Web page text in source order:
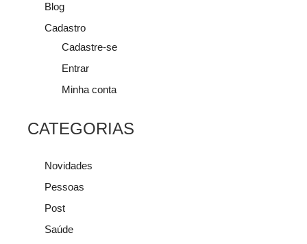
Blog
Cadastro
Cadastre-se
Entrar
Minha conta
CATEGORIAS
Novidades
Pessoas
Post
Saúde